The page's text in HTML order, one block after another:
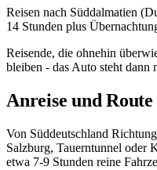
Reisen nach Süddalmatien
14 Stunden plus
Reisende, die ohnehin
bleiben - das Auto steht dann
Anreise und Route
Von Süddeutschland
Salzburg, Tauerntunnel oder
etwa 7-9 Stunden reine